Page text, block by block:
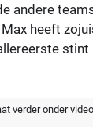
andere
heeft
verder onder video